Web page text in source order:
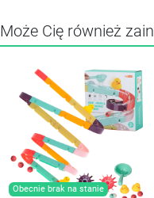
Może Cię również
Obecnie brak na stanie